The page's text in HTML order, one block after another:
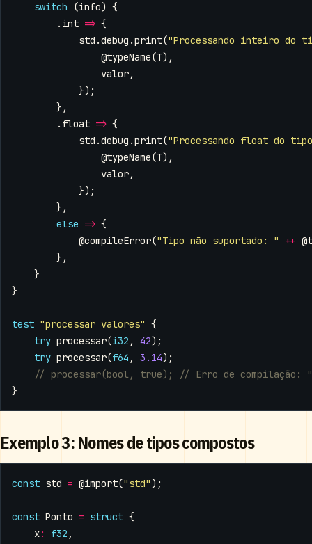
switch (info) {
. int => {
std .debug .print("Processando inteiro do
@typeName(T),
valor,
});
},
. float => {
std .debug .print("Processando float do
@typeName(T),
valor,
});
},
else => {
@compileError("Tipo não suportado: " ++
},
}
}
test "processar valores" {
try processar(i32 , 42);
try processar(f64 , 3.14);
}
Exemplo 3: Nomes de tipos compostos
const std = @import("std");
const Ponto = struct {
x: f32 ,